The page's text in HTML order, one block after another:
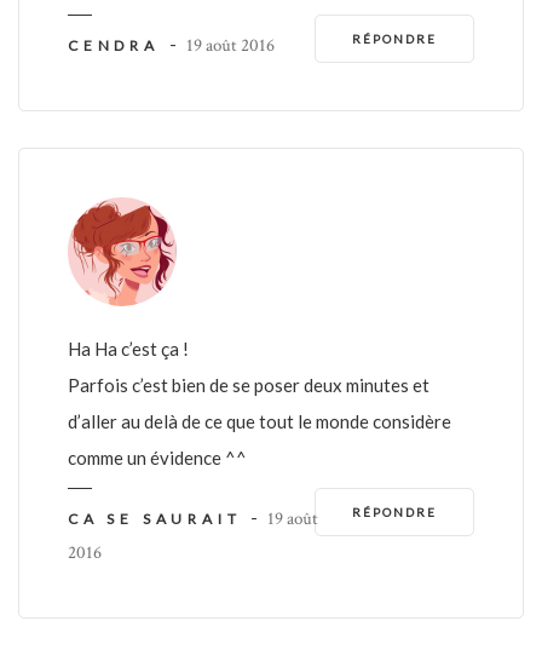
RÉPONDRE
CENDRA - 19 août 2016
Ha Ha c’est ça !
Parfois c’est bien de se poser deux minutes et
d’aller au delà de ce que tout le monde considère
comme un évidence ^^
RÉPONDRE
CA SE SAURAIT - 19 août
2016